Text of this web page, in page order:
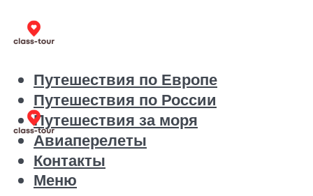
Путешествия по Европе
Путешествия по России
Путешествия за моря
Авиаперелеты
Контакты
Меню